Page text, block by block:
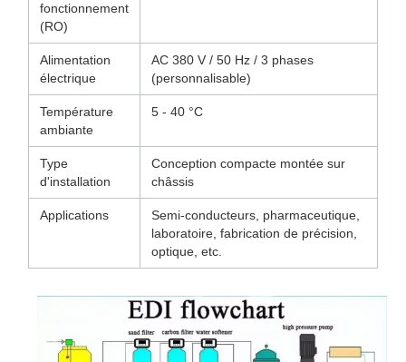
fonctionnement
(RO)
Alimentation
électrique
AC 380 V / 50 Hz / 3 phases
(personnalisable)
Température
ambiante
5 - 40 °C
Type
d'installation
Conception compacte montée sur
châssis
Applications
Semi-conducteurs, pharmaceutique,
laboratoire, fabrication de précision,
optique, etc.